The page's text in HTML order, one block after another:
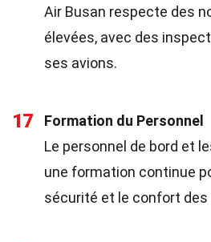
Air Busan respecte des
élevées, avec des
ses avions.
17
Formation du Personnel
Le personnel de bord et
une formation continue
sécurité et le confort des